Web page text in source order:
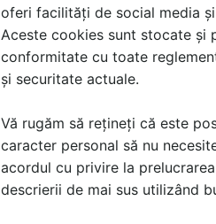
oferi facilități de social media
Aceste cookies sunt stocate și
conformitate cu toate
și securitate actuale.
Vă rugăm să rețineți că este
caracter personal să nu
acordul cu privire la
descrierii de mai sus utilizând